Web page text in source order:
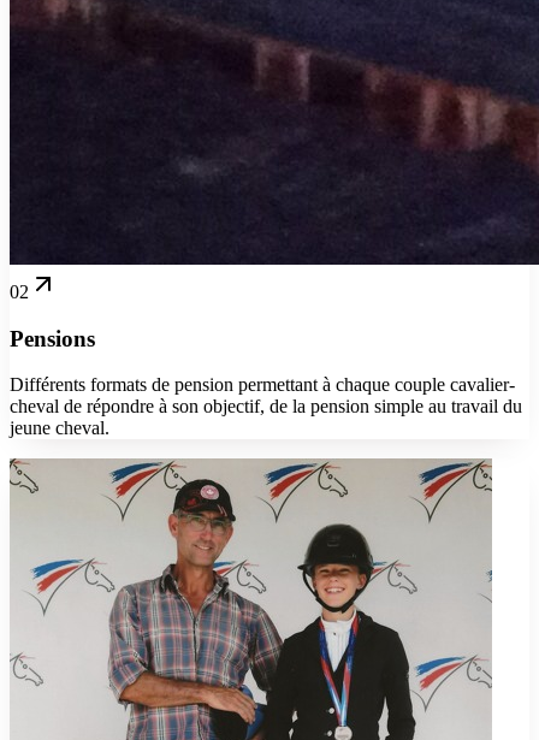
02
Pensions
Différents formats de pension permettant à chaque couple cavalier-
cheval de répondre à son objectif, de la pension simple au travail du
jeune cheval.